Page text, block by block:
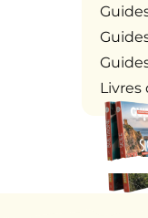
Livres